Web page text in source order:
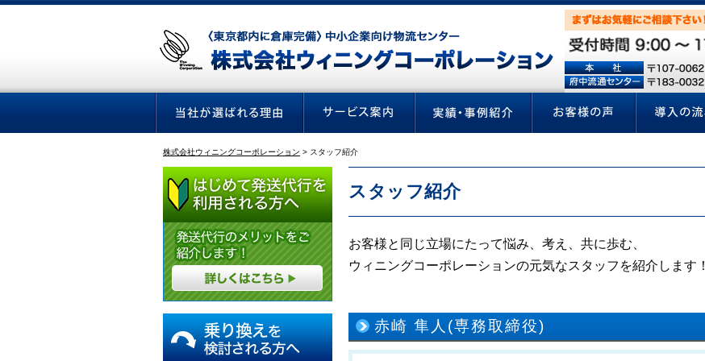
株式会社ウィニングコーポレーション > スタッフ紹介
スタッフ紹介
お客様と同じ立場にたって悩み、考え、共に歩む、
ウィニングコーポレーションの元気なスタッフを紹介します！
赤崎 隼人(専務取締役)